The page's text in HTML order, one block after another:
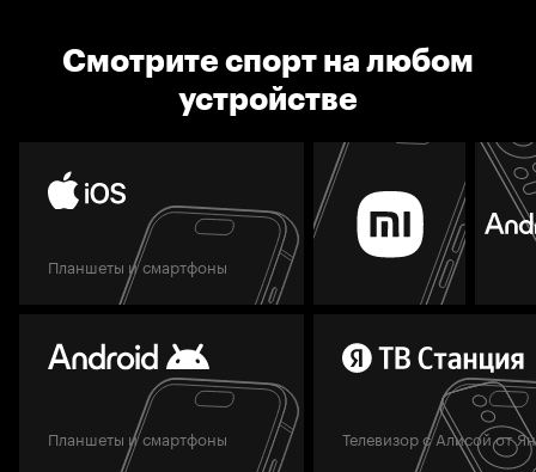
Смотрите спорт на любом
устройстве
Планшеты и смартфоны
Планшеты и смартфоны Телевизор с Алисой от